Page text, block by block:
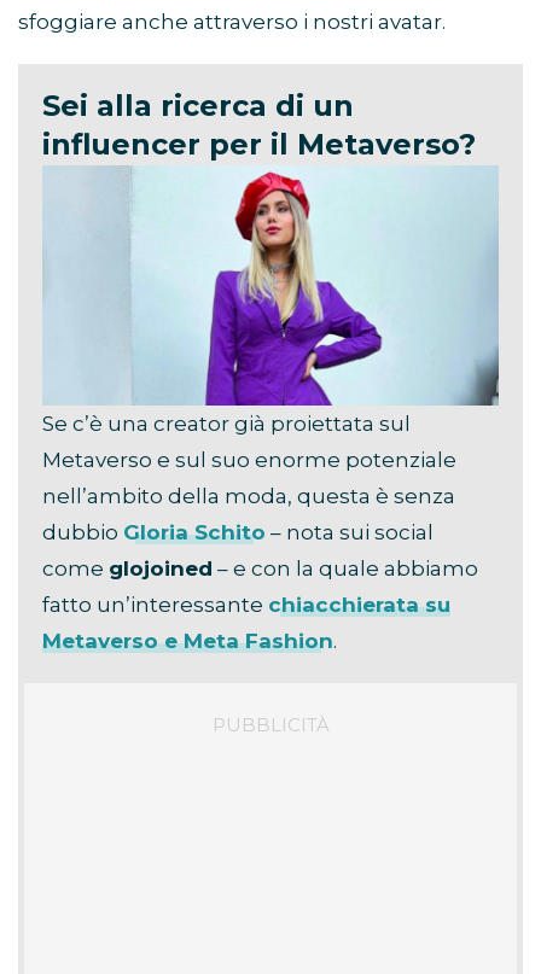
sfoggiare anche attraverso i nostri avatar.
Sei alla ricerca di un
influencer per il Metaverso?
Se c’è una creator già proiettata sul
Metaverso e sul suo enorme potenziale
nell’ambito della moda, questa è senza
dubbio Gloria Schito – nota sui social
come glojoined – e con la quale abbiamo
fatto un’interessante chiacchierata su
Metaverso e Meta Fashion.